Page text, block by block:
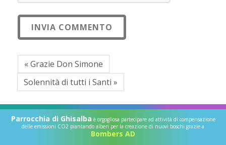
« Grazie Don Simone
Solennità di tutti i Santi »
Parrocchia di Ghisalba è orgogliosa partecipare ad attività di compensazione
delle emissioni CO2 piantando alberi per la creazione di nuovi boschi grazie a
Bombers AD